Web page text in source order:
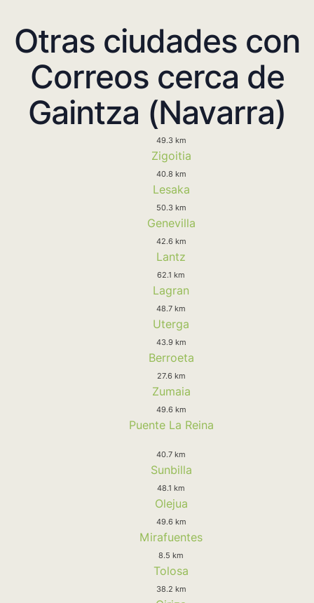
Otras ciudades con
Correos cerca de
Gaintza (Navarra)
49.3 km
Zigoitia
40.8 km
Lesaka
50.3 km
Genevilla
42.6 km
Lantz
62.1 km
Lagran
48.7 km
Uterga
43.9 km
Berroeta
27.6 km
Zumaia
49.6 km
Puente La Reina
40.7 km
Sunbilla
48.1 km
Olejua
49.6 km
Mirafuentes
8.5 km
Tolosa
38.2 km